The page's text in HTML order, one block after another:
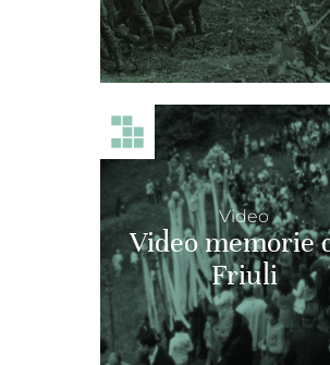
Video
Video memorie
Friuli